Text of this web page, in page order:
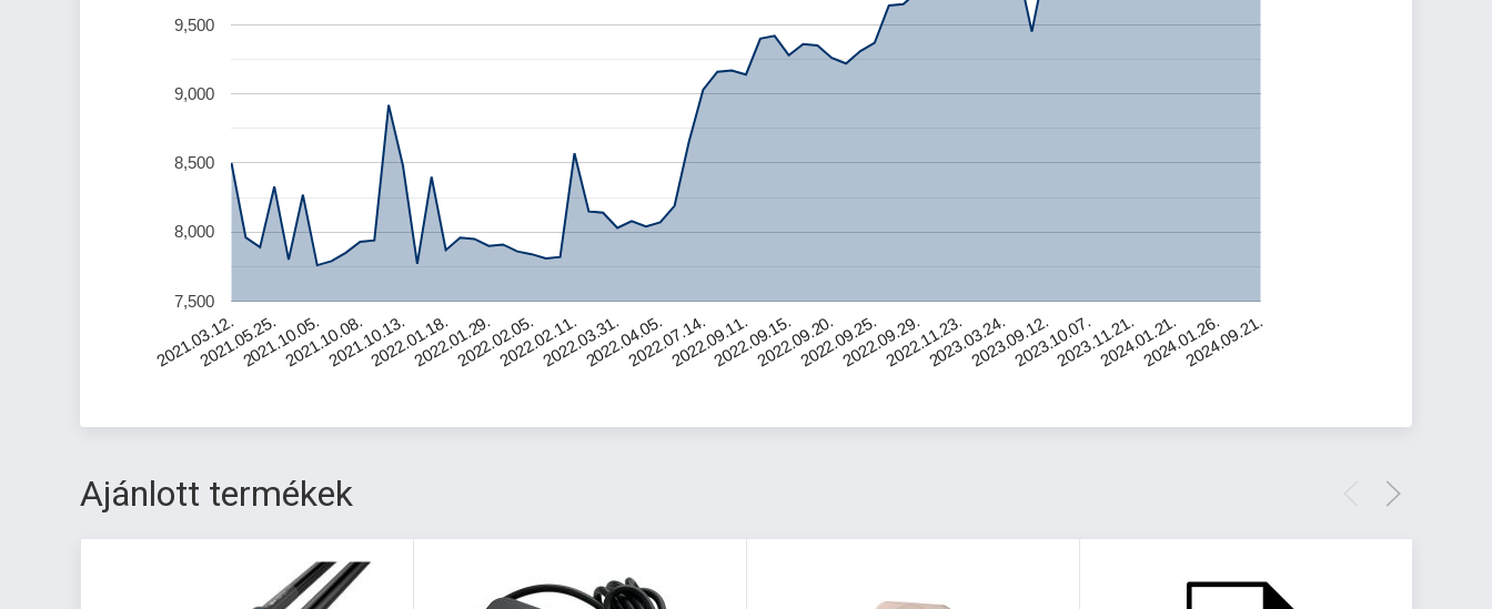
2021.03.12.2021.05.25.2021.10.05.2021.10.08.2021.10.13.2022.01.18.2022.01.29.2022.02.05.2022.02.11.2022.03.31.2022.04.05.2022.07.14.2022.09.11.2022.09.15.2022.09.20.2022.09.25.2022.09.29.2022.11.23.2023.03.24.2023.09.12.2023.10.07.2023.11.21.2024.01.21.2024.01.26.2024.09.21.
7,500
8,000
8,500
9,000
9,500
Ajánlott termékek